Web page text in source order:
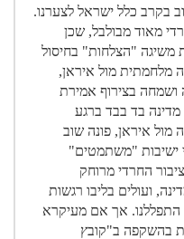
בקרב כלל ישראל לצערנו.
מאוד מבולבל, שכן
משיגה "הצלחות" בחיסול
מלחמתית מול איראן,
ושמחה בצירוף אמירת
בד בבד ברגע
איראן, פונה שוב
ישיבות "משתמטים"
החרדי מרוחק
ועולים בליבו רגשות
התפללנו. אך אם מעיקרא
בהשקפה ב"קובץ